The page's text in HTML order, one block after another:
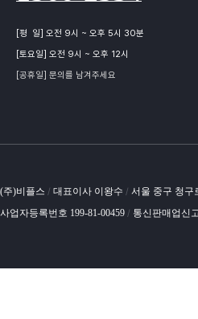
[평 일] 오전 9시 ~ 오후 5시 30분
[토요일] 오전 9시 ~ 오후 12시
[공휴일] 문의를 남겨주세요
(주)비플스 / 대표이사 이왕수 / 서울 중구 청구
사업자등록번호 199-81-00459 / 통신판매업신